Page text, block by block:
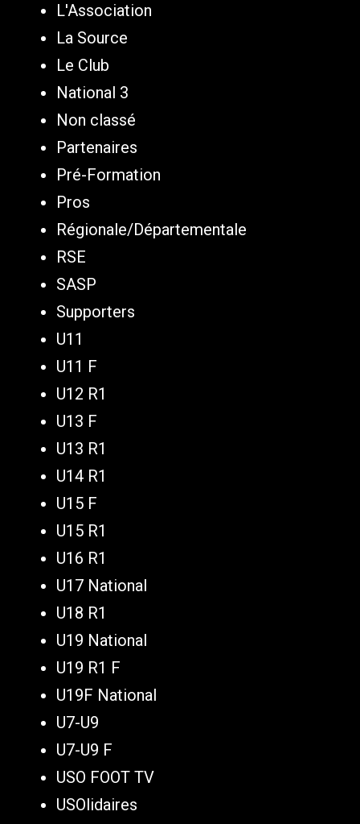
L'Association
La Source
Le Club
National 3
Non classé
Partenaires
Pré-Formation
Pros
Régionale/Départementale
RSE
SASP
Supporters
U11
U11 F
U12 R1
U13 F
U13 R1
U14 R1
U15 F
U15 R1
U16 R1
U17 National
U18 R1
U19 National
U19 R1 F
U19F National
U7-U9
U7-U9 F
USO FOOT TV
USOlidaires